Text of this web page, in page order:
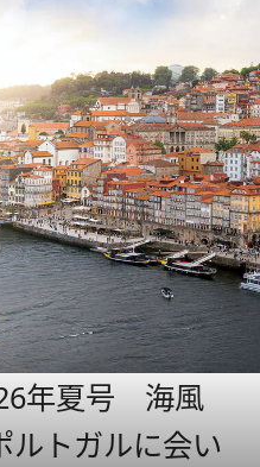
年夏号 海風
ルトガルに会い